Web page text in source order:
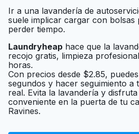
Swan Cleaners
Sunlight Cleaners
Corporate Offices
Sunlight Cleaners &
Laundromat -
Ir a una lavandería de
suele implicar cargar con bolsas
perder tiempo.
Laundryheap hace que la
recojo gratis, limpieza
horas.
Con precios desde $2.85,
segundos y hacer seguimiento a
real. Evita la lavandería y
conveniente en la puerta de tu
Ravines.